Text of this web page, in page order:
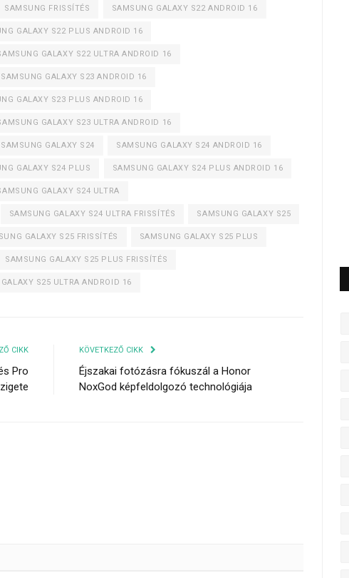
SAMSUNG FRISSÍTÉS SAMSUNG GALAXY S22 ANDROID 16
GALAXY S22 PLUS ANDROID 16
GALAXY S22 ULTRA ANDROID 16
SAMSUNG GALAXY S23 ANDROID 16
GALAXY S23 PLUS ANDROID 16
GALAXY S23 ULTRA ANDROID 16
SAMSUNG GALAXY S24 SAMSUNG GALAXY S24 ANDROID 16
GALAXY S24 PLUS SAMSUNG GALAXY S24 PLUS ANDROID 16
GALAXY S24 ULTRA
SAMSUNG GALAXY S24 ULTRA FRISSÍTÉS SAMSUNG GALAXY S25
GALAXY S25 FRISSÍTÉS SAMSUNG GALAXY S25 PLUS
SAMSUNG GALAXY S25 PLUS FRISSÍTÉS
S25 ULTRA ANDROID 16
CIKK
Pro
KÖVETKEZŐ CIKK
Éjszakai fotózásra fókuszál a Honor
NoxGod képfeldolgozó technológiája